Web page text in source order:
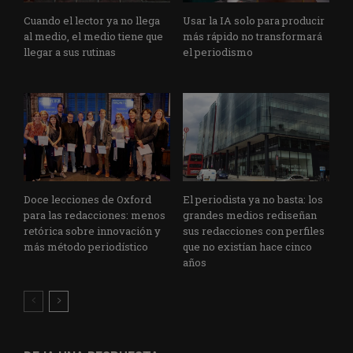
Cuando el lector ya no llega
al medio, el medio tiene que
llegar a sus rutinas
Usar la IA solo para producir
más rápido no transformará
el periodismo
Doce lecciones de Oxford
para las redacciones: menos
retórica sobre innovación y
más método periodístico
El periodista ya no basta: los
grandes medios rediseñan
sus redacciones con perfiles
que no existían hace cinco
años